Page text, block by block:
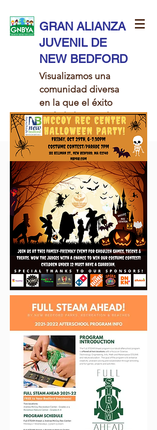
GRAN ALIANZA
JUVENIL DE
NEW BEDFORD
Visualizamos una
comunidad diversa
en la que el éxito
está al alcance de
todos los niños.​​